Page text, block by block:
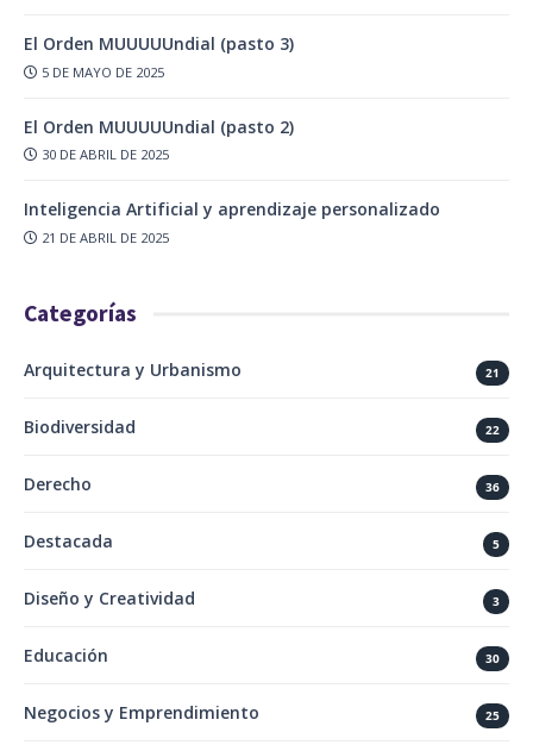
El Orden MUUUUUndial (pasto 3)
5 DE MAYO DE 2025
El Orden MUUUUUndial (pasto 2)
30 DE ABRIL DE 2025
Inteligencia Artificial y aprendizaje personalizado
21 DE ABRIL DE 2025
Categorías
Arquitectura y Urbanismo 21
Biodiversidad 22
Derecho 36
Destacada 5
Diseño y Creatividad 3
Educación 30
Negocios y Emprendimiento 25